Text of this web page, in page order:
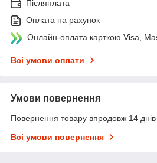
Післяплата
Оплата на рахунок
Онлайн-оплата карткою Visa,
Всі умови оплати
Умови повернення
Повернення товару впродовж 14
Всі умови повернення